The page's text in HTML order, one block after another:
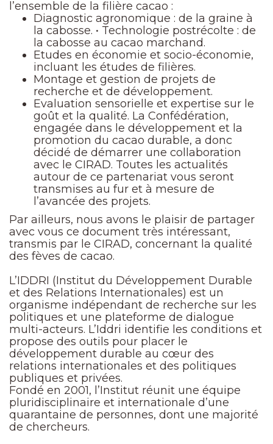
l’ensemble de la filière cacao :
Diagnostic agronomique : de la graine à
la cabosse. • Technologie postrécolte : de
la cabosse au cacao marchand.
Etudes en économie et socio-économie,
incluant les études de filières.
Montage et gestion de projets de
recherche et de développement.
Evaluation sensorielle et expertise sur le
goût et la qualité. La Confédération,
engagée dans le développement et la
promotion du cacao durable, a donc
décidé de démarrer une collaboration
avec le CIRAD. Toutes les actualités
autour de ce partenariat vous seront
transmises au fur et à mesure de
l’avancée des projets.
Par ailleurs, nous avons le plaisir de partager
avec vous ce document très intéressant,
transmis par le CIRAD, concernant la qualité
des fèves de cacao.
L’IDDRI (Institut du Développement Durable
et des Relations Internationales) est un
organisme indépendant de recherche sur les
politiques et une plateforme de dialogue
multi-acteurs. L’Iddri identifie les conditions et
propose des outils pour placer le
développement durable au cœur des
relations internationales et des politiques
publiques et privées.
Fondé en 2001, l’Institut réunit une équipe
pluridisciplinaire et internationale d’une
quarantaine de personnes, dont une majorité
de chercheurs.